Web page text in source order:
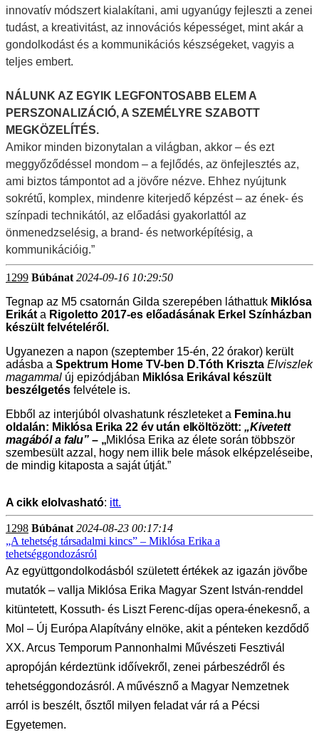
innovatív módszert kialakítani, ami ugyanúgy fejleszti a zenei
tudást, a kreativitást, az innovációs képességet, mint akár a
gondolkodást és a kommunikációs készségeket, vagyis a
teljes embert.
NÁLUNK AZ EGYIK LEGFONTOSABB ELEM A
PERSZONALIZÁCIÓ, A SZEMÉLYRE SZABOTT
MEGKÖZELÍTÉS.
Amikor minden bizonytalan a világban, akkor – és ezt
meggyőződéssel mondom – a fejlődés, az önfejlesztés az,
ami biztos támpontot ad a jövőre nézve. Ehhez nyújtunk
sokrétű, komplex, mindenre kiterjedő képzést – az ének- és
színpadi technikától, az előadási gyakorlattól az
önmenedzselésig, a brand- és networképítésig, a
kommunikációig.”
1299 Búbánat 2024-09-16 10:29:50
Tegnap az M5 csatornán Gilda szerepében láthattuk Miklósa
Erikát a Rigoletto 2017-es előadásának Erkel Színházban
készült felvételéről.
Ugyanezen a napon (szeptember 15-én, 22 órakor) került
adásba a Spektrum Home TV-ben D.Tóth Kriszta Elviszlek
magammal új epizódjában Miklósa Erikával készült
beszélgetés felvétele is.
Ebből az interjúból olvashatunk részleteket a Femina.hu
oldalán: Miklósa Erika 22 év után elköltözött: „Kivetett
magából a falu” – „Miklósa Erika az élete során többször
szembesült azzal, hogy nem illik bele mások elképzeléseibe,
de mindig kitaposta a saját útját.”
A cikk elolvasható: itt.
1298 Búbánat 2024-08-23 00:17:14
„A tehetség társadalmi kincs” – Miklósa Erika a
tehetséggondozásról
Az együttgondolkodásból született értékek az igazán jövőbe
mutatók – vallja Miklósa Erika Magyar Szent István-renddel
kitüntetett, Kossuth- és Liszt Ferenc-díjas opera-énekesnő, a
Mol – Új Európa Alapítvány elnöke, akit a pénteken kezdődő
XX. Arcus Temporum Pannonhalmi Művészeti Fesztivál
apropóján kérdeztünk időívekről, zenei párbeszédről és
tehetséggondozásról. A művésznő a Magyar Nemzetnek
arról is beszélt, ősztől milyen feladat vár rá a Pécsi
Egyetemen.